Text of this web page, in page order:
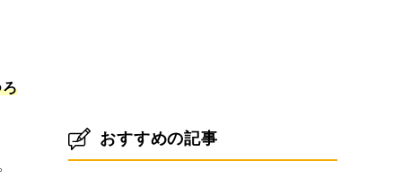
おすすめの記事